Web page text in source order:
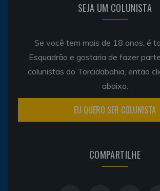
SEJA UM COLUNISTA
Se você tem mais de 18 anos, é
Esquadrão e gostaria de fazer
colunistas do Torcidabahia, então
abaixo.
EU QUERO SER COLUNISTA
COMPARTILHE